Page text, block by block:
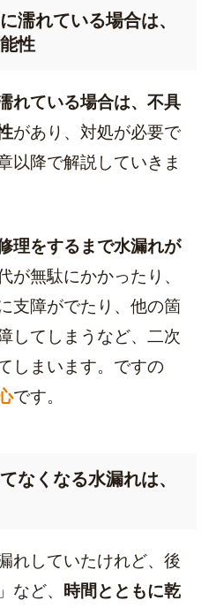
濡れている場合は、
性
れている場合は、不具
があり、対処が必要で
以降で解説していきま
理をするまで水漏れが
が無駄にかかったり、
支障がでたり、他の箇
してしまうなど、二次
しまいます。ですの
です。
なくなる水漏れは、
れしていたけれど、後
など、
時間とともに乾